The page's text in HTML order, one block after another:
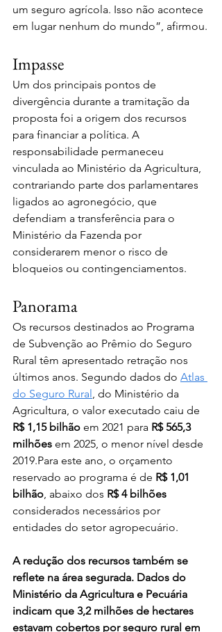
um seguro agrícola. Isso não acontece
em lugar nenhum do mundo”, afirmou.
Impasse
Um dos principais pontos de
divergência durante a tramitação da
proposta foi a origem dos recursos
para financiar a política. A
responsabilidade permaneceu
vinculada ao Ministério da Agricultura,
contrariando parte dos parlamentares
ligados ao agronegócio, que
defendiam a transferência para o
Ministério da Fazenda por
considerarem menor o risco de
bloqueios ou contingenciamentos.
Panorama
Os recursos destinados ao Programa
de Subvenção ao Prêmio do Seguro
Rural têm apresentado retração nos
últimos anos. Segundo dados do Atlas
do Seguro Rural, do Ministério da
Agricultura, o valor executado caiu de
R$ 1,15 bilhão em 2021 para R$ 565,3
milhões em 2025, o menor nível desde
2019.Para este ano, o orçamento
reservado ao programa é de R$ 1,01
bilhão, abaixo dos R$ 4 bilhões
considerados necessários por
entidades do setor agropecuário.
A redução dos recursos também se
reflete na área segurada. Dados do
Ministério da Agricultura e Pecuária
indicam que 3,2 milhões de hectares
estavam cobertos por seguro rural em